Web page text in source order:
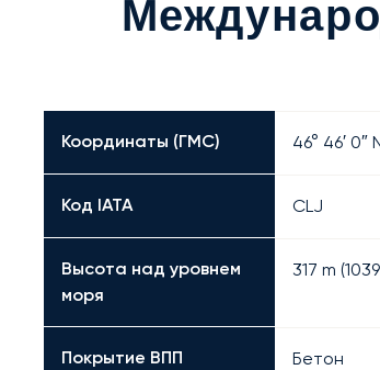
Координаты (ГМС) 46° 46′ 0″
Код IATA CLJ
Высота над уровнем
моря
317 m
Покрытие ВПП Бетон